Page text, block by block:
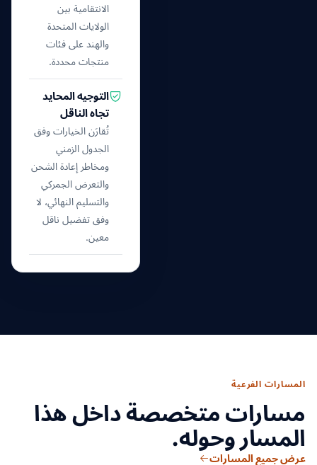
الانتقامية بين
الولايات المتحدة
والهند على فئات
منتجات محددة.
التوجيه المحايد
تجاه الناقل
تُقارَن الخيارات وفق
الجدول الزمني
ومخاطر إعادة الشحن
والتعرض الجمركي
والتسليم النهائي، لا
وفق تفضيل ناقل
معين.
المسارات الفرعية
مسارات متخصصة داخل هذا
المسار وحوله.
عرض جميع المسارات